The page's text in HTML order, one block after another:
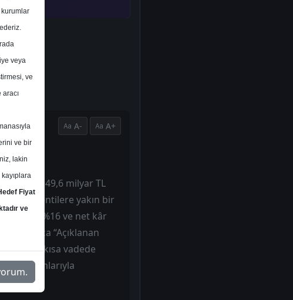
A- A+
altında 49,6 milyar TL
ile beklentilere yakın bir
FAVÖK %16 ve net kâr
açıkça “Açıklanan
tezi, kısa vadede
yatırımlarıyla
veya
ve
aracı
ve bir
lakin
Fiyat
ve
Anladım ve Kabul ediyorum.